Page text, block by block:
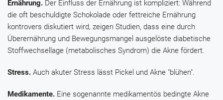
Ernährung. Der Einfluss der Ernährung ist kompliziert: Während
die oft beschuldigte Schokolade oder fettreiche Ernährung
kontrovers diskutiert wird, zeigen Studien, dass eine durch
Überernährung und Bewegungsmangel ausgelöste diabetische
Stoffwechsellage (metabolisches Syndrom) die Akne fördert.
Stress. Auch akuter Stress lässt Pickel und Akne "blühen".
Medikamente. Eine sogenannte medikamentös bedingte Akne